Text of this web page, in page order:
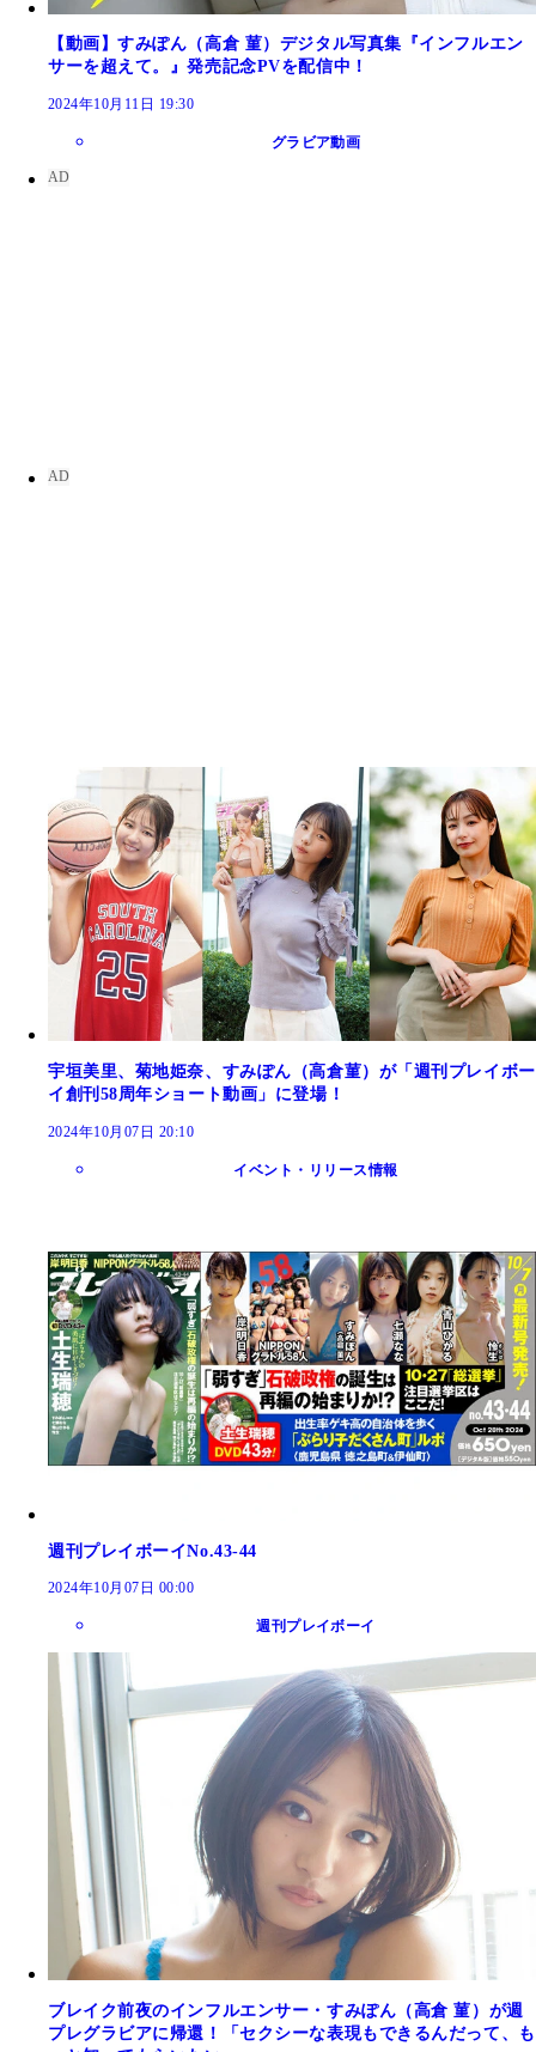
【動画】すみぽん（高倉 菫）デジタル写真集『インフルエン
サーを超えて。』発売記念PVを配信中！
2024年10月11日 19:30
グラビア動画
宇垣美里、菊地姫奈、すみぽん（高倉菫）が「週刊プレイボー
イ創刊58周年ショート動画」に登場！
2024年10月07日 20:10
イベント・リリース情報
週刊プレイボーイNo.43-44
2024年10月07日 00:00
週刊プレイボーイ
ブレイク前夜のインフルエンサー・すみぽん（高倉 菫）が週
プレグラビアに帰還！「セクシーな表現もできるんだって、も